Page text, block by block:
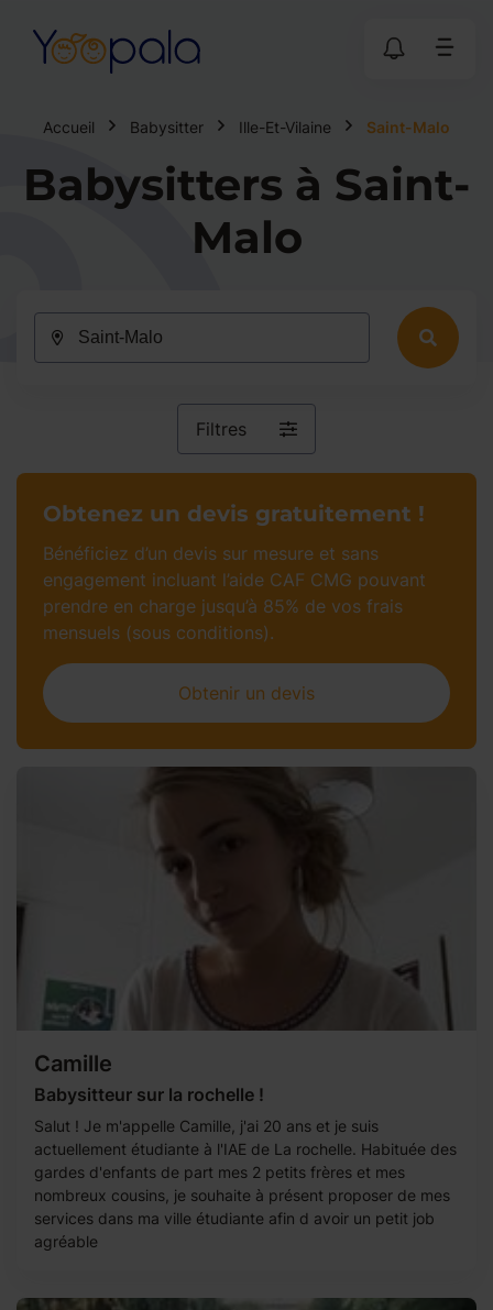
Accueil Babysitter Ille-Et-Vilaine Saint-Malo
Babysitters à Saint-
Malo
Filtres
Camille
Babysitteur sur la rochelle !
Salut ! Je m'appelle Camille, j'ai 20 ans et je suis
actuellement étudiante à l'IAE de La rochelle. Habituée des
gardes d'enfants de part mes 2 petits frères et mes
nombreux cousins, je souhaite à présent proposer de mes
services dans ma ville étudiante afin d avoir un petit job
agréable
Obtenez un devis gratuitement !
Bénéficiez d’un devis sur mesure et sans
engagement incluant l’aide CAF CMG pouvant
prendre en charge jusqu’à 85% de vos frais
mensuels (sous conditions).
Obtenir un devis